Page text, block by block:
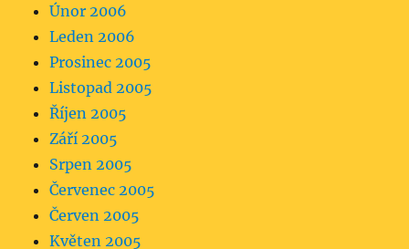
Únor 2006
Leden 2006
Prosinec 2005
Listopad 2005
Říjen 2005
Září 2005
Srpen 2005
Červenec 2005
Červen 2005
Květen 2005